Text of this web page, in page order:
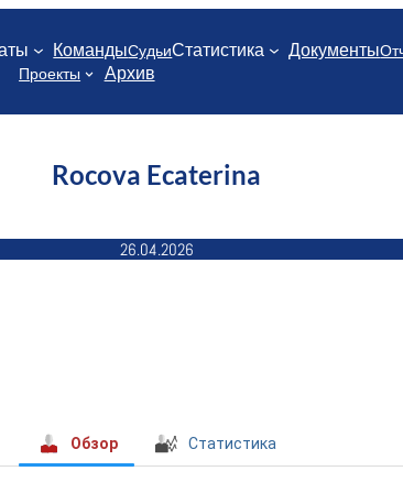
КомандыСудьиСтатистика Документы
Проекты
Архив
Rocova Ecaterina
26.04.2026
Обзор Статистика